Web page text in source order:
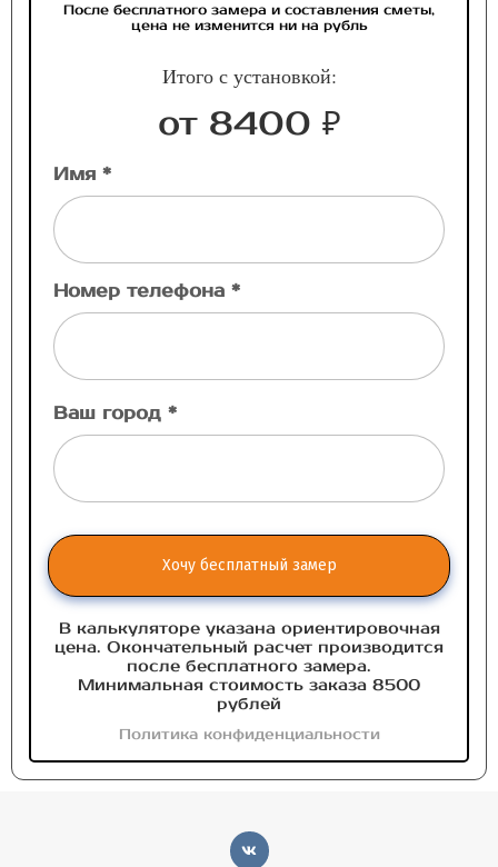
После бесплатного замера и составления сметы,
цена не изменится ни на рубль
Итого с установкой:
от 8400 ₽
Имя *
Номер телефона *
Ваш город *
Хочу бесплатный замер
В калькуляторе указана ориентировочная
цена. Окончательный расчет производится
после бесплатного замера.
Минимальная стоимость заказа 8500
рублей
Политика конфиденциальности